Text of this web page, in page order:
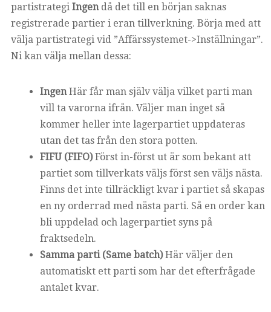
partistrategi Ingen då det till en början saknas
registrerade partier i eran tillverkning. Börja med att
välja partistrategi vid ”Affärssystemet->Inställningar”.
Ni kan välja mellan dessa:
IngenHär får man själv välja vilket parti man
vill ta varorna ifrån. Väljer man inget så
kommer heller inte lagerpartiet uppdateras
utan det tas från den stora potten.
FIFU (FIFO)Först in-först ut är som bekant att
partiet som tillverkats väljs först sen väljs nästa.
Finns det inte tillräckligt kvar i partiet så skapas
en ny orderrad med nästa parti. Så en order kan
bli uppdelad och lagerpartiet syns på
fraktsedeln.
Samma parti (Same batch)Här väljer den
automatiskt ett parti som har det efterfrågade
antalet kvar.